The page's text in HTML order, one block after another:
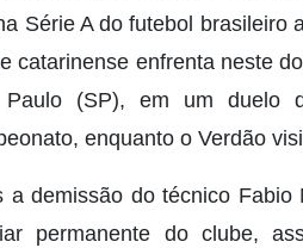
Série A do futebol brasileiro
catarinense enfrenta neste
Paulo (SP), em um duelo
enquanto o Verdão
a demissão do técnico
permanente do clube,